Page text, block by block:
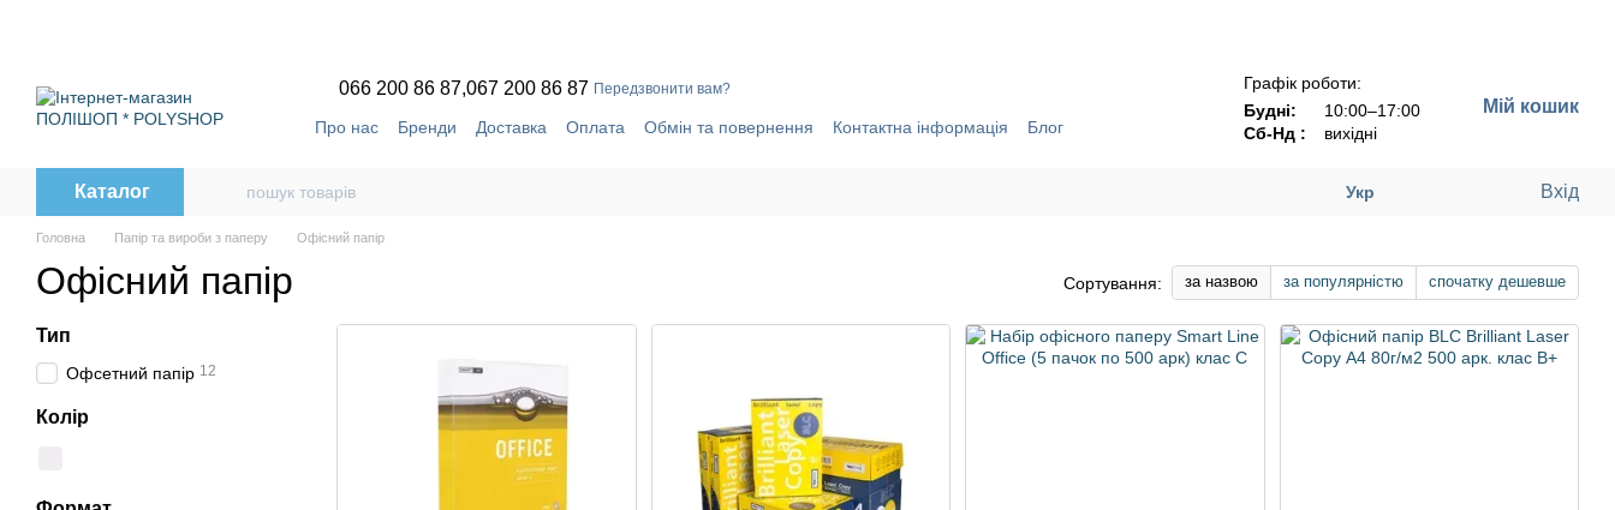
066 200 86 87,067 200 86 87 Передзвонити вам?
Про нас Бренди Доставка Оплата Обмін та повернення Контактна інформація
Блог
Графік роботи:
Будні:
10:00–17:00
Сб-Нд :
вихідні
Мій кошик
Каталог Укр Вхід
Головна Папір та вироби з паперу Офісний папір
Офісний папір Сортування: за назвою за популярністю спочатку дешевше
Тип
Офсетний папір 12
Колір